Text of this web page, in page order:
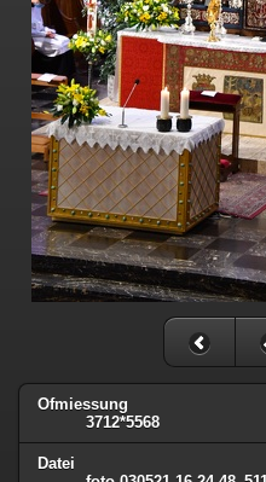
Ofmiessung
3712*5568
Datei